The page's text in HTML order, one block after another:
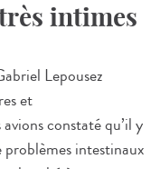
intimes
Lepousez
et
constaté qu’il y
intestinaux